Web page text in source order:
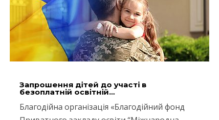
Запрошення дітей до участі в
безоплатній освітній...
Благодійна організація «Благодійний фонд